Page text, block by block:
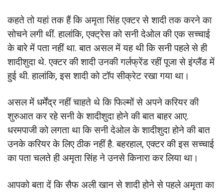
कहते तो यहां तक हैं कि अमृता सिंह एक्टर से शादी तक करने का
सोचने लगी थीं. हालांकि, एक्ट्रेस को सनी देओल की एक सच्चाई
के बारे में पता नहीं था. बात असल में यह थी कि सनी पहले से ही
शादीशुदा थे. एक्टर की शादी उनकी गर्लफ्रेंड रहीं पूजा से इंग्लैंड में
हुई थी. हालांकि, इस शादी को टॉप सीक्रेट रखा गया था।
असल में धर्मेंद्र नहीं चाहते थे कि फिल्मों से अपने करियर की
शुरुआत कर रहे सनी के शादीशुदा होने की बात बाहर आए.
धरमपाजी को लगता था कि सनी देओल के शादीशुदा होने की बात
उनके करियर के लिए ठीक नहीं है. बहरहाल, एक्टर की इस सच्चाई
का पता चलते ही अमृता सिंह ने उनसे किनारा कर लिया था।
आपको बता दें कि सैफ अली खान से शादी होने से पहले अमृता का